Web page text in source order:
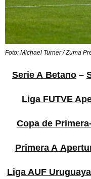
Foto: Michael Turner / Zuma
Serie A Betano –
Liga FUTVE
Copa de
Primera A
Liga AUF